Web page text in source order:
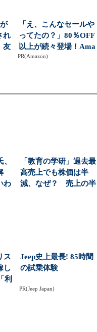
れ
友
「え、こんなセールや
ってたの？」80％OFF
以上が続々登場！Ama
zonの本気が...
PR(Amazon)
わ
「教育の学研」過去最
高売上でも株価は半
減、なぜ？ 売上の半
ス
し
利
Jeep史上最長! 85時間
の試乗体験
PR(Jeep Japan)